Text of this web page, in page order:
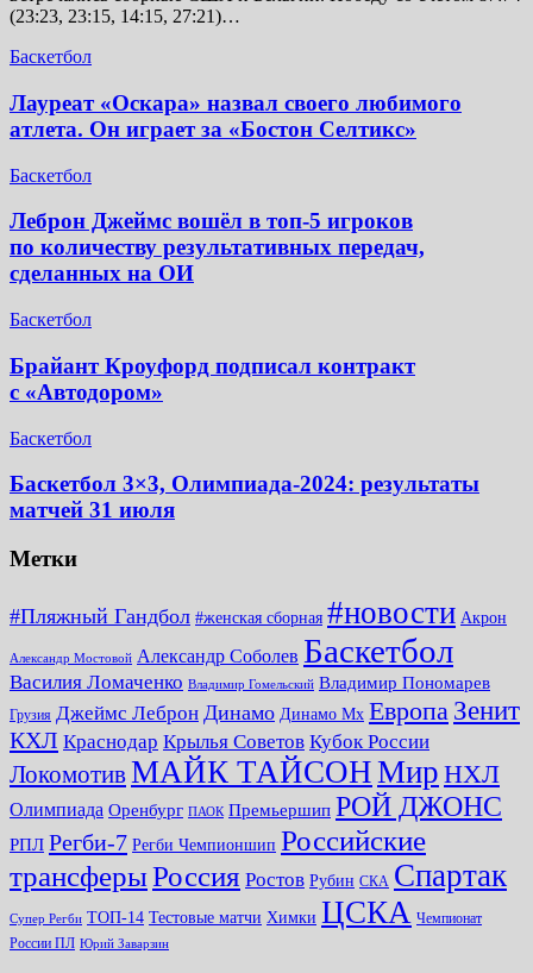
(23:23, 23:15, 14:15, 27:21)…
Баскетбол
Лауреат «Оскара» назвал своего любимого
атлета. Он играет за «Бостон Селтикс»
Баскетбол
Леброн Джеймс вошёл в топ-5 игроков
по количеству результативных передач,
сделанных на ОИ
Баскетбол
Брайант Кроуфорд подписал контракт
с «Автодором»
Баскетбол
Баскетбол 3×3, Олимпиада-2024: результаты
матчей 31 июля
Метки
#Пляжный Гандбол #женская сборная #новости Акрон
Александр Мостовой Александр Соболев Баскетбол
Василия Ломаченко Владимир Гомельский Владимир Пономарев
Грузия Джеймс Леброн Динамо Динамо Мх Европа Зенит
КХЛ Краснодар Крылья Советов Кубок России
ЛокомотивМАЙК ТАЙСОНМир НХЛ
Олимпиада Оренбург ПАОК Премьершип РОЙ ДЖОНС
РПЛ Регби-7 Регби Чемпионшип Российские
трансферыРоссия Ростов Рубин СКА Спартак
Супер Регби ТОП-14 Тестовые матчи Химки ЦСКА Чемпионат
России ПЛ Юрий Заварзин